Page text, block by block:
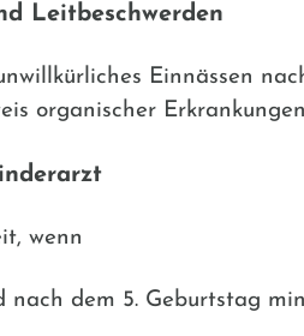
Leitbeschwerden
Einnässen
organischer
wenn
nach dem 5. Geburtstag